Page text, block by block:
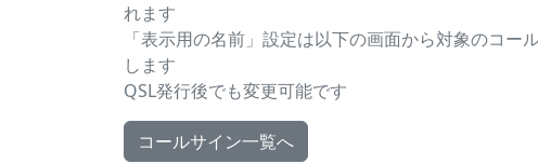
れます
「表示用の名前」設定は以下の画面から対象のコー
します
QSL発行後でも変更可能です
コールサイン一覧へ